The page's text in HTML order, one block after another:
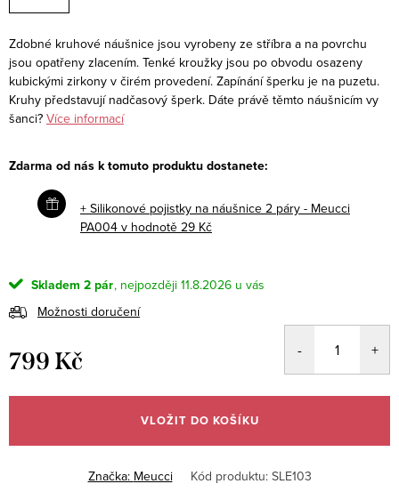
Zdobné kruhové náušnice jsou vyrobeny ze stříbra a na povrchu
jsou opatřeny zlacením. Tenké kroužky jsou po obvodu osazeny
kubickými zirkony v čirém provedení. Zapínání šperku je na puzetu.
Kruhy představují nadčasový šperk. Dáte právě těmto náušnicím vy
šanci? Více informací
Zdarma od nás k tomuto produktu dostanete:
+ Silikonové pojistky na náušnice 2 páry - Meucci
PA004 v hodnotě 29 Kč
Skladem 2 pár
11.8.2026
Možnosti doručení
799 Kč
cena:
VLOŽIT DO KOŠÍKU
Značka: Meucci Kód produktu: SLE103